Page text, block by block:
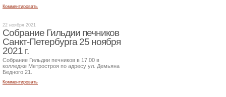
Комментировать
22 ноября 2021
Собрание Гильдии печников
Санкт-Петербурга 25 ноября
2021 г.
Собрание Гильдии печников в 17.00 в
колледже Метростроя по адресу ул. Демьяна
Бедного 21.
Комментировать